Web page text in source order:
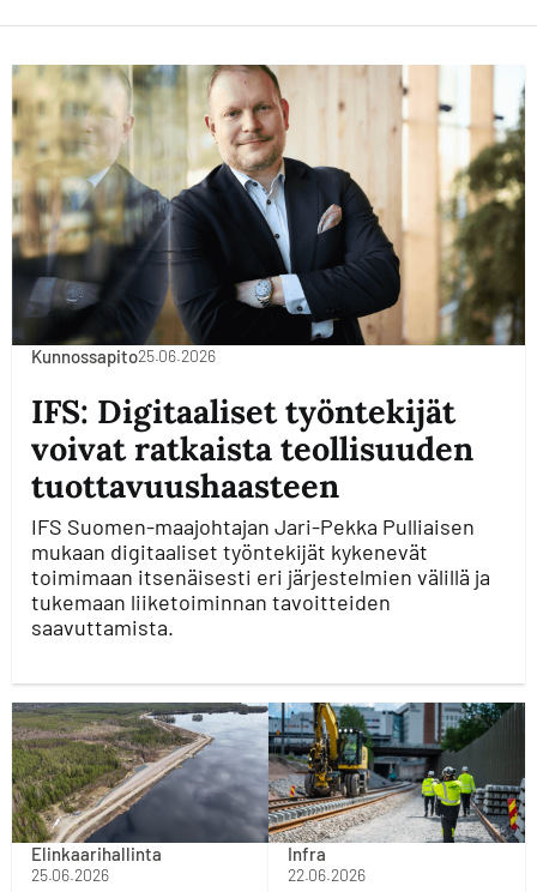
Kunnossapito25.06.2026
IFS: Digitaaliset työntekijät
voivat ratkaista teollisuuden
tuottavuushaasteen
IFS Suomen-maajohtajan Jari-Pekka Pulliaisen
mukaan digitaaliset työntekijät kykenevät
toimimaan itsenäisesti eri järjestelmien välillä ja
tukemaan liiketoiminnan tavoitteiden
saavuttamista.
Elinkaarihallinta
25.06.2026
Infra
22.06.2026